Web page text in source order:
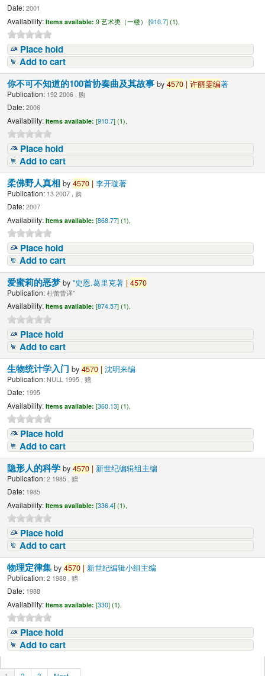
Date: 2001
Availability: Items available: 9 艺术类（一楼） [910.7] (1),
Place hold
Add to cart
你不可不知道的100首协奏曲及其故事by4570 | 许丽雯编著
Publication: 192 2006 , 购
Date: 2006
Availability: Items available: [910.7] (1),
Place hold
Add to cart
柔佛野人真相by4570 | 李开璇著
Publication: 13 2007 , 购
Date: 2007
Availability: Items available: [868.77] (1),
Place hold
Add to cart
爱蜜莉的恶梦by"史恩.葛里克著 | 4570
Publication: 杜蕾蕾译"
Availability: Items available: [874.57] (1),
Place hold
Add to cart
生物统计学入门by4570 | 沈明来编
Publication: NULL 1995 , 赠
Date: 1995
Availability: Items available: [360.13] (1),
Place hold
Add to cart
隐形人的科学by4570 | 新世纪编辑组主编
Publication: 2 1985 , 赠
Date: 1985
Availability: Items available: [336.4] (1),
Place hold
Add to cart
物理定律集by4570 | 新世纪编辑小组主编
Publication: 2 1988 , 赠
Date: 1988
Availability: Items available: [330] (1),
Place hold
Add to cart